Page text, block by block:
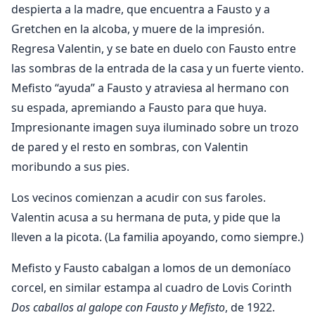
despierta a la madre, que encuentra a Fausto y a
Gretchen en la alcoba, y muere de la impresión.
Regresa Valentin, y se bate en duelo con Fausto entre
las sombras de la entrada de la casa y un fuerte viento.
Mefisto “ayuda” a Fausto y atraviesa al hermano con
su espada, apremiando a Fausto para que huya.
Impresionante imagen suya iluminado sobre un trozo
de pared y el resto en sombras, con Valentin
moribundo a sus pies.
Los vecinos comienzan a acudir con sus faroles.
Valentin acusa a su hermana de puta, y pide que la
lleven a la picota. (La familia apoyando, como siempre.)
Mefisto y Fausto cabalgan a lomos de un demoníaco
corcel, en similar estampa al cuadro de Lovis Corinth
Dos caballos al galope con Fausto y Mefisto, de 1922.